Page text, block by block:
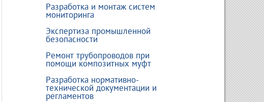
Разработка и монтаж систем
мониторинга
Экспертиза промышленной
безопасности
Ремонт трубопроводов при
помощи композитных муфт
Разработка нормативно-
технической документации и
регламентов